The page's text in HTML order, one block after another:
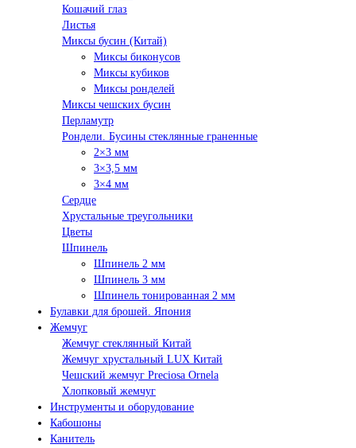
Кошачий глаз
Листья
Миксы бусин (Китай)
Миксы биконусов
Миксы кубиков
Миксы ронделей
Миксы чешских бусин
Перламутр
Рондели. Бусины стеклянные граненные
2×3 мм
3×3,5 мм
3×4 мм
Сердце
Хрустальные треугольники
Цветы
Шпинель
Шпинель 2 мм
Шпинель 3 мм
Шпинель тонированная 2 мм
Булавки для брошей. Япония
Жемчуг
Жемчуг стеклянный Китай
Жемчуг хрустальный LUX Китай
Чешский жемчуг Preciosa Ornela
Хлопковый жемчуг
Инструменты и оборудование
Кабошоны
Канитель